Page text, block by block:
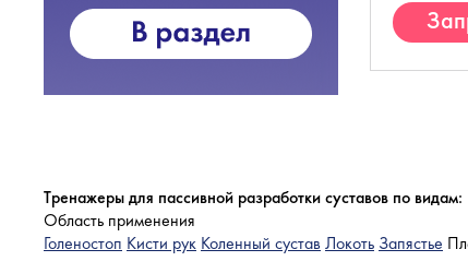
Тренажеры для пассивной разработки суставов по видам:
Область применения
Голеностоп Кисти рук Коленный сустав Локоть Запястье